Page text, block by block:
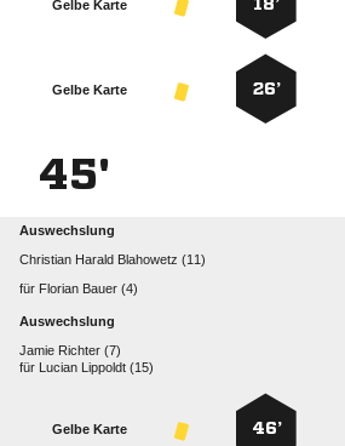
18’
Gelbe Karte
26’
Gelbe Karte
45'
Auswechslung
   
für   
Auswechslung
  
für   
46’
Gelbe Karte